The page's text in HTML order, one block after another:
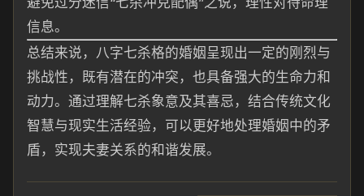
信息。
总结来说，八字七杀格的婚姻呈现出一定的刚烈与
挑战性，既有潜在的冲突，也具备强大的生命力和
动力。通过理解七杀象意及其喜忌，结合传统文化
智慧与现实生活经验，可以更好地处理婚姻中的矛
盾，实现夫妻关系的和谐发展。